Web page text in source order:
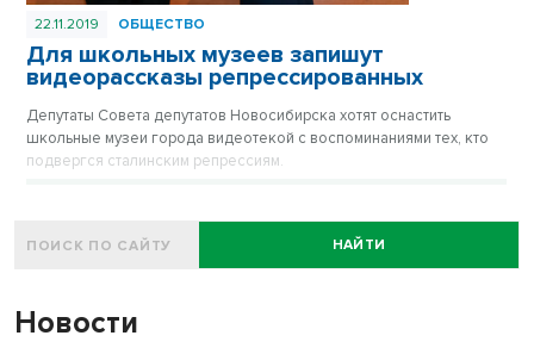
22.11.2019 ОБЩЕСТВО
Для школьных музеев запишут
видеорассказы репрессированных
Депутаты Совета депутатов Новосибирска хотят оснастить
школьные музеи города видеотекой с воспоминаниями тех, кто
подвергся сталинским репрессиям.
НАЙТИ
Новости